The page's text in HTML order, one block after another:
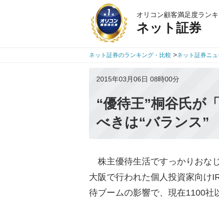
オリコン顧客満足度ラン
ネット証券
ネット証券のランキング・比較 >ネット証券ニュ
2015年03月06日 08時00分
“優待王”桐谷氏が
べきは“バランス”
株主優待生活ですっかりおな
大阪で行われた個人投資家向け
待ブームの影響で、現在1100社